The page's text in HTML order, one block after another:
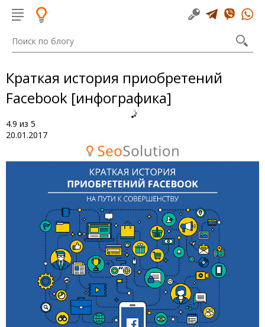
Краткая история приобретений
Facebook [инфографика]
4.9 из 5
20.01.2017